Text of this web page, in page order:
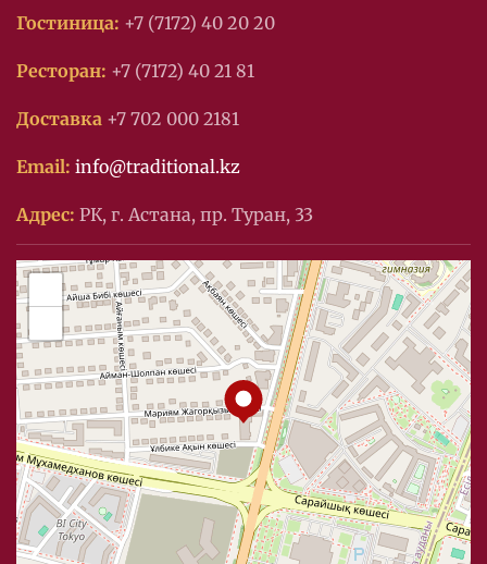
Гостиница: +7 (7172) 40 20 20
Ресторан: +7 (7172) 40 21 81
Доставка +7 702 000 2181
Email: info@traditional.kz
Адрес: РК, г. Астана, пр. Туран, 33